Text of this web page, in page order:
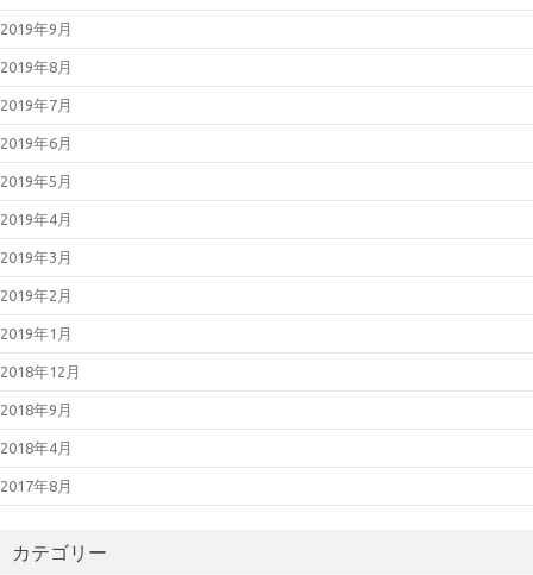
2019年9月
2019年8月
2019年7月
2019年6月
2019年5月
2019年4月
2019年3月
2019年2月
2019年1月
2018年12月
2018年9月
2018年4月
2017年8月
カテゴリー